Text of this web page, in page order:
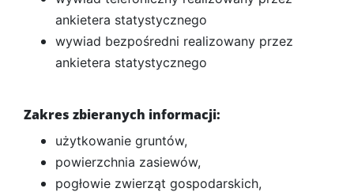
ankietera statystycznego
wywiad bezpośredni realizowany przez
ankietera statystycznego
Zakres zbieranych informacji:
użytkowanie gruntów,
powierzchnia zasiewów,
pogłowie zwierząt gospodarskich,